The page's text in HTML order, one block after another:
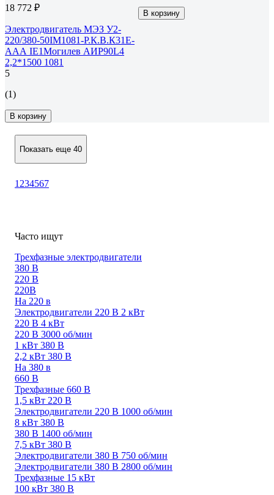
18 772 ₽
Электродвигатель МЭЗ У2-
220/380-50IM1081-Р.К.В.К31Е-
ААА IE1Могилев АИР90L4
2,2*1500 1081
5
(1)
В корзину
В корзину
Показать еще 40
1 234567
Часто ищут
Трехфазные электродвигатели
380 В
220 В
220В
На 220 в
Электродвигатели 220 В 2 кВт
220 В 4 кВт
220 В 3000 об/мин
1 кВт 380 В
2,2 кВт 380 В
На 380 в
660 В
Трехфазные 660 В
1,5 кВт 220 В
Электродвигатели 220 В 1000 об/мин
8 кВт 380 В
380 В 1400 об/мин
7,5 кВт 380 В
Электродвигатели 380 В 750 об/мин
Электродвигатели 380 В 2800 об/мин
Трехфазные 15 кВт
100 кВт 380 В